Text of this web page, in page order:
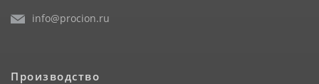
info@procion.ru
Производство